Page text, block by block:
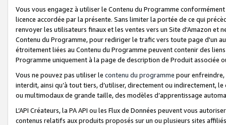
Vous vous engagez à utiliser le Contenu du Programme
licence accordée par la présente. Sans limiter la portée de ce qui
renvoyer les utilisateurs finaux et les ventes vers un Site d'Amazon et
Contenu du Programme, pour rediriger le trafic vers toute page d'un
étroitement liées au Contenu du Programme peuvent contenir des
Programme uniquement à la page de description de Produit associée
Vous ne pouvez pas utiliser le contenu du programme pour
interdit, ainsi qu’à tout tiers, d’utiliser, directement ou indirectement,
ou multimodaux de grande taille, des modèles d’apprentissage
L’API Créateurs, la PA API ou les Flux de Données peuvent vous
contenus relatifs aux produits proposés sur un ou plusieurs sites